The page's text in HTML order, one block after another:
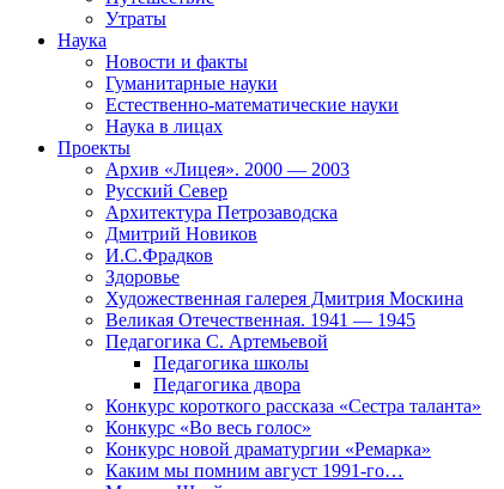
Утраты
Наука
Новости и факты
Гуманитарные науки
Естественно-математические науки
Наука в лицах
Проекты
Архив «Лицея». 2000 — 2003
Русский Север
Архитектура Петрозаводска
Дмитрий Новиков
И.С.Фрадков
Здоровье
Художественная галерея Дмитрия Москина
Великая Отечественная. 1941 — 1945
Педагогика С. Артемьевой
Педагогика школы
Педагогика двора
Конкурс короткого рассказа «Сестра таланта»
Конкурс «Во весь голос»
Конкурс новой драматургии «Ремарка»
Каким мы помним август 1991-го…